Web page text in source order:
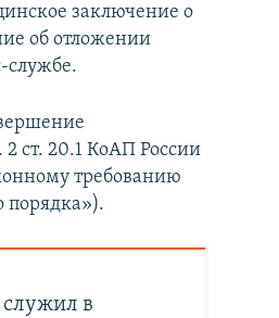
заключение о
об отложении
службе.
ст. 20.1 КоАП России
требованию
порядка»).
служил в